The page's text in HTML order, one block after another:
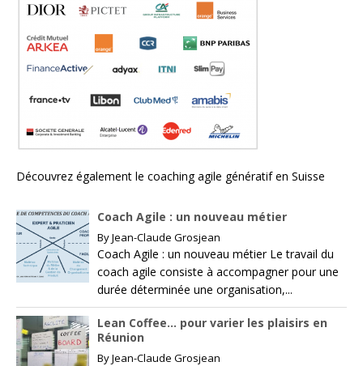
Découvrez également le coaching agile génératif en Suisse
Coach Agile : un nouveau métier
ByJean-Claude Grosjean
Coach Agile : un nouveau métier Le travail du
coach agile consiste à accompagner pour une
durée déterminée une organisation,...
Lean Coffee… pour varier les plaisirs en
Réunion
ByJean-Claude Grosjean